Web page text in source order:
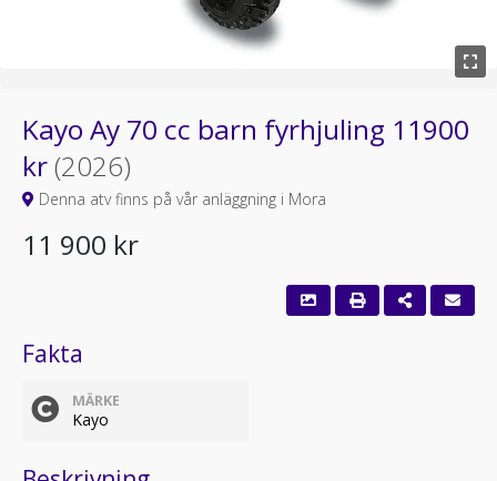
Kayo Ay 70 cc barn fyrhjuling 11900
kr(2026)
Denna atv finns på vår anläggning i Mora
11 900 kr
Fakta
MÄRKE
Kayo